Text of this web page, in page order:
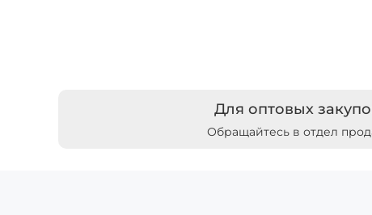
Для оптовых
Обращайтесь в отдел